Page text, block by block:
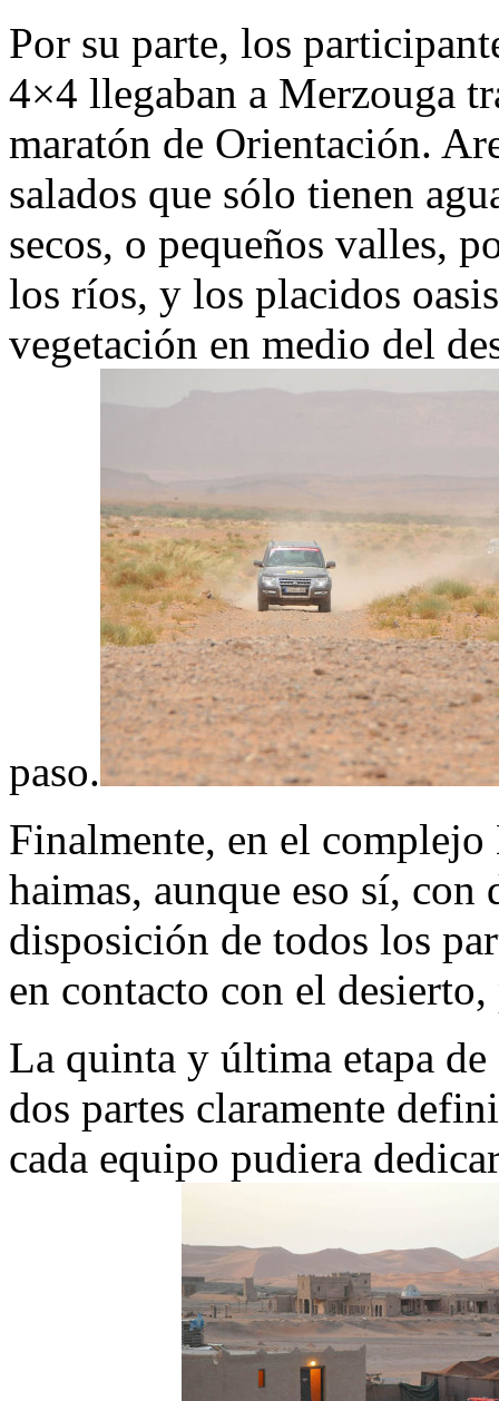
Por su parte, los
4×4 llegaban a Merzouga
maratón de Orientación.
salados que sólo tienen
secos, o pequeños valles,
los ríos, y los placidos
vegetación en medio del
paso.
Finalmente, en el
haimas, aunque eso sí, con
disposición de todos los
en contacto con el
La quinta y última etapa
dos partes claramente
cada equipo pudiera